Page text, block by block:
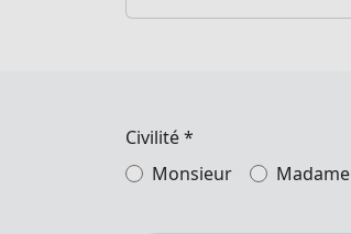
Civilité*
Monsieur
Madame